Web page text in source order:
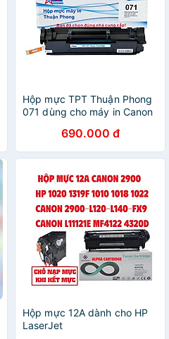
Hộp mực TPT Thuận Phong
071 dùng cho máy in Canon
270 series - Hàng Chính
Hãng
690.000 đ
Hộp mực 12A dành cho HP
LaserJet